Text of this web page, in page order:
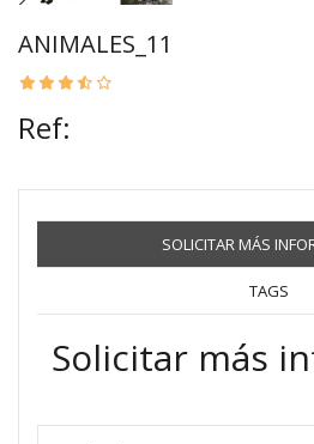
ANIMALES_11
Ref:
SOLICITAR MÁS
TAGS
Solicitar más